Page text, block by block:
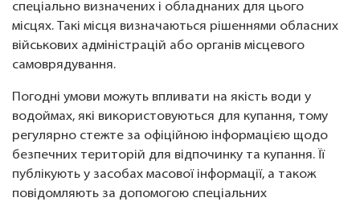
спеціально визначених і обладнаних для цього
місцях. Такі місця визначаються рішеннями обласних
військових адміністрацій або органів місцевого
самоврядування.
Погодні умови можуть впливати на якість води у
водоймах, які використовуються для купання, тому
регулярно стежте за офіційною інформацією щодо
безпечних територій для відпочинку та купання. Її
публікують у засобах масової інформації, а також
повідомляють за допомогою спеціальних